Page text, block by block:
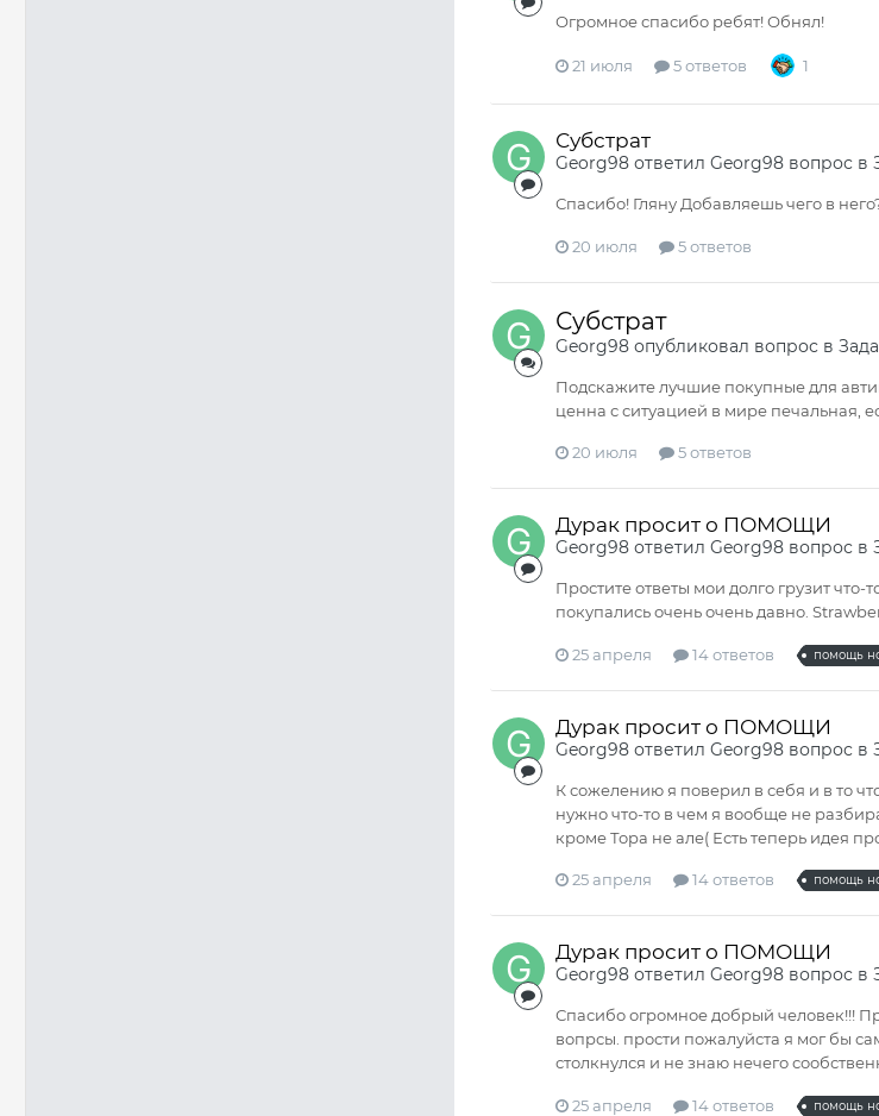
Огромное спасибо ребят! Обнял!
21 июля 5 ответов 1
Субстрат
Georg98ответил Georg98вопрос в
Спасибо! Гляну Добавляешь чего в
20 июля 5 ответов
Субстрат
Georg98опубликовал вопрос в
Подскажите лучшие покупные для
ценна с ситуацией в мире печальная,
20 июля 5 ответов
Дурак просит о ПОМОЩИ
Georg98ответил Georg98вопрос в
Простите ответы мои долго грузит
покупались очень очень давно.
25 апреля 14 ответов помощь
Дурак просит о ПОМОЩИ
Georg98ответил Georg98вопрос в
К сожелению я поверил в себя и в то
нужно что-то в чем я вообще не
кроме Тора не але( Есть теперь идея
25 апреля 14 ответов помощь
Дурак просит о ПОМОЩИ
Georg98ответил Georg98вопрос в
Спасибо огромное добрый человек!!!
вопрсы. прости пожалуйста я мог бы
столкнулся и не знаю нечего
25 апреля 14 ответов помощь